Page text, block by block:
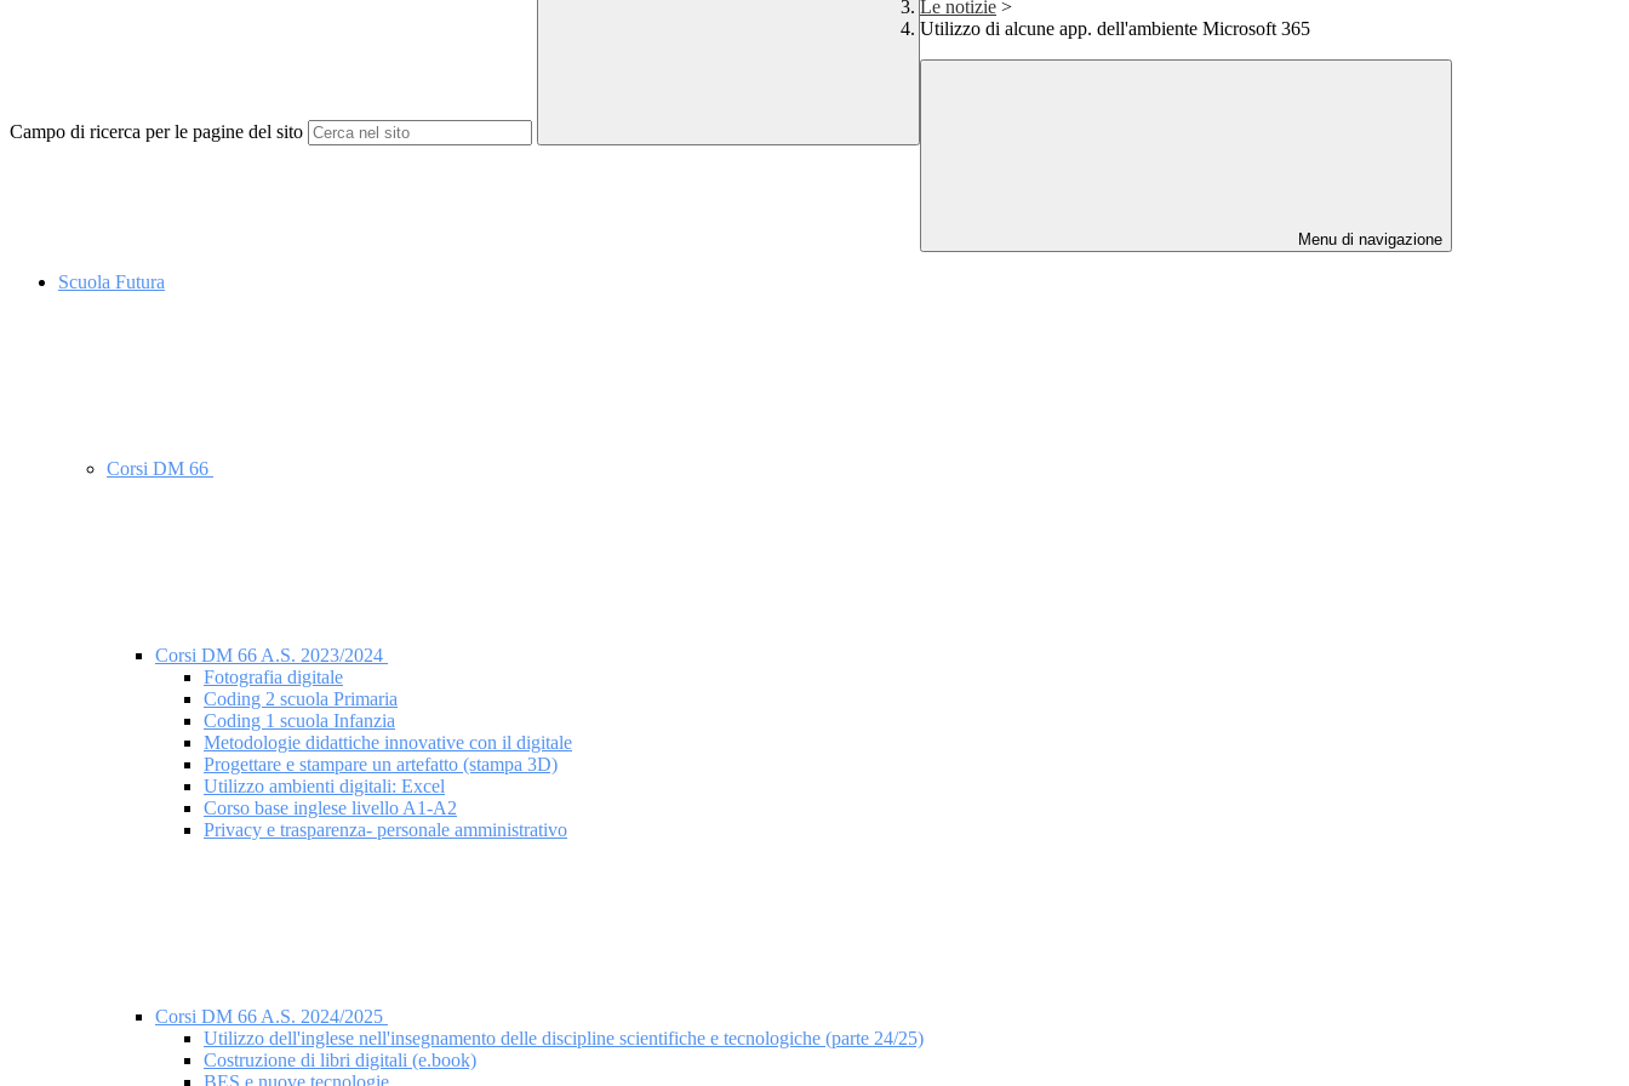
Campo di ricerca per le pagine del sito
Le notizie >
Utilizzo di alcune app. dell'ambiente Microsoft 365
Menu di navigazione
Scuola Futura
Corsi DM 66
Corsi DM 66 A.S. 2023/2024
Fotografia digitale
Coding 2 scuola Primaria
Coding 1 scuola Infanzia
Metodologie didattiche innovative con il digitale
Progettare e stampare un artefatto (stampa 3D)
Utilizzo ambienti digitali: Excel
Corso base inglese livello A1-A2
Privacy e trasparenza- personale amministrativo
Corsi DM 66 A.S. 2024/2025
Utilizzo dell'inglese nell'insegnamento delle discipline scientifiche e tecnologiche (parte 24/25)
Costruzione di libri digitali (e.book)